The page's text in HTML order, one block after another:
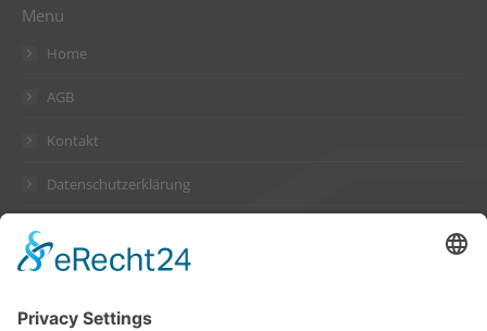
Menu
Home
AGB
Kontakt
Datenschutzerklärung
Suckow & Fischer Systeme